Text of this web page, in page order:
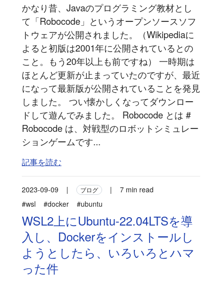
かなり昔、Javaのプログラミング教材とし
て「Robocode」というオープンソースソフ
トウェアが公開されました。（Wikipediaに
よると初版は2001年に公開されているとの
こと。もう20年以上も前ですね） 一時期は
ほとんど更新が止まっていたのですが、最近
になって最新版が公開されていることを発見
しました。 つい懐かしくなってダウンロー
ドして遊んでみました。 Robocode とは #
Robocode は、対戦型のロボットシミュレー
ションゲームです...
記事を読む
2023-09-09 | ブログ |
7 min read
#wsl
#docker #ubuntu
WSL2上にUbuntu-22.04LTSを導
入し、Dockerをインストールし
ようとしたら、いろいろとハマ
った件